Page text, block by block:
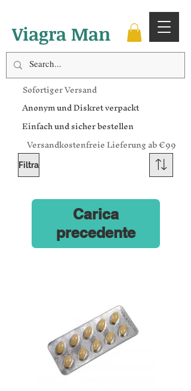
Viagra Man
Sofortiger Versand
Anonym und Diskret verpackt
Einfach und sicher bestellen
Versandkostenfreie Lieferung ab €99
Filtra
Carica
precedente